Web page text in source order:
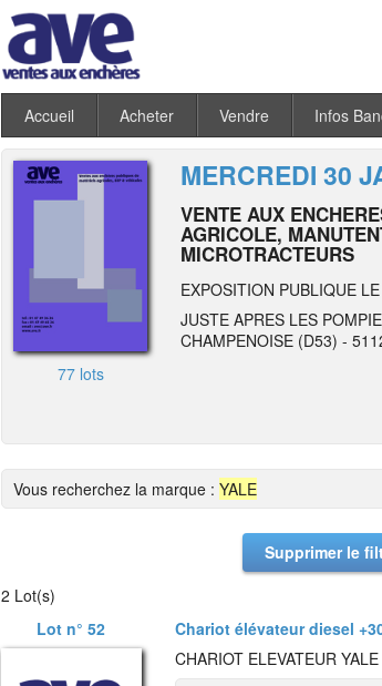
Accueil Acheter Vendre Infos
77 lots
MERCREDI 30
VENTE AUX
AGRICOLE,
MICROTRACTEURS
EXPOSITION PUBLIQUE
JUSTE APRES LES
CHAMPENOISE (D53) -
Vous recherchez la marque : YALE
Supprimer le
2 Lot(s)
Lot n° 52
Chariot élévateur diesel
CHARIOT ELEVATEUR